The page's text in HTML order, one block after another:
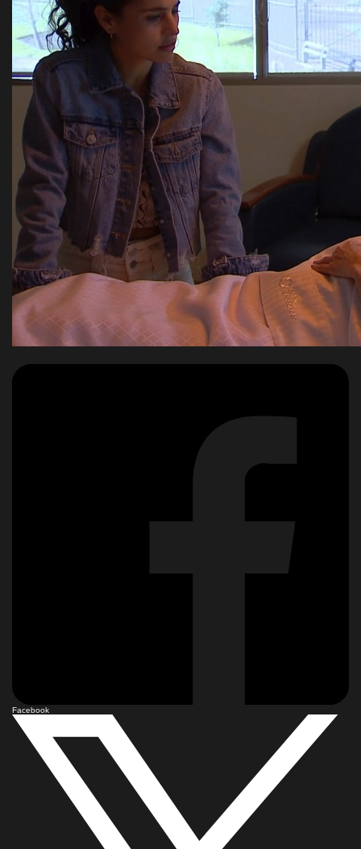
Facebook